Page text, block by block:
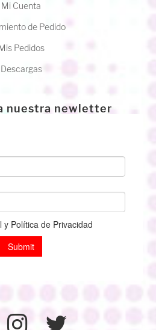
Mi Cuenta
de Pedido
Pedidos
Descargas
nuestra newletter